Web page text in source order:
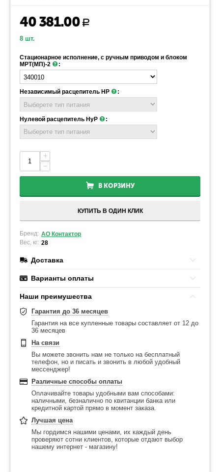
40 381.00 Р
8 шт.
Стационарное исполнение, с ручным приводом и блоком
МРТ(МП)-2
:
Независимый расцепитель НР :
Нулевой расцепитель НуР :
+
−
В КОРЗИНУ
КУПИТЬ В ОДИН КЛИК
Бренд: АО Контактор
Вес, кг: 28
Доставка
Варианты оплаты
Наши преимушества
Гарантия до 36 месяцев
Гарантия на все купленные товары составляет от 12 до
36 месяцев
На связи
Вы можете звонить нам не только на бесплатный
телефон, но и писать и звонить в любой удобный
мессенджер!
Различные способы оплаты
Оплачивайте товары удобными вам способами:
наличными, безналично по квитанции банка или
кредитной картой прямо в момент заказа.
Лучшая цена
Мы гордимся нашими ценами, их каждый день
проверяют сотни клиентов, которые отдают выбор
нашему интернет - магазину!